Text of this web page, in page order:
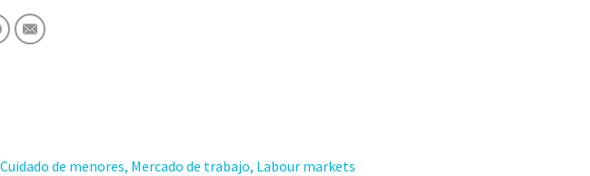
de menores, Mercado de trabajo, Labour markets